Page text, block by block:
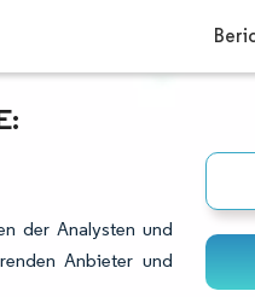
der Analysten und
Anbieter und